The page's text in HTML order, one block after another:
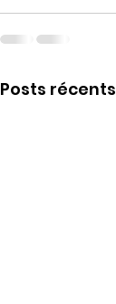
Posts récents